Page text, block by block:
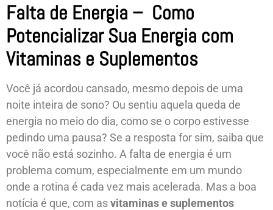
Falta de Energia – Como
Potencializar Sua Energia com
Vitaminas e Suplementos
Você já acordou cansado, mesmo depois de uma
noite inteira de sono? Ou sentiu aquela queda de
energia no meio do dia, como se o corpo estivesse
pedindo uma pausa? Se a resposta for sim, saiba que
você não está sozinho. A falta de energia é um
problema comum, especialmente em um mundo
onde a rotina é cada vez mais acelerada. Mas a boa
notícia é que, com asvitaminas e suplementos